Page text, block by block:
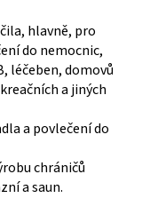
hlavně, pro
do nemocnic,
léčeben, domovů
a jiných
a povlečení do
chráničů
a saun.